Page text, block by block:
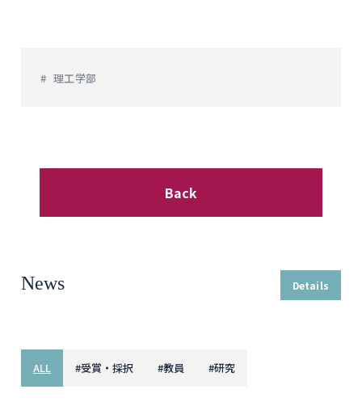
理工学部
Back
News Details
ALL #受賞・採択 #教員 #研究